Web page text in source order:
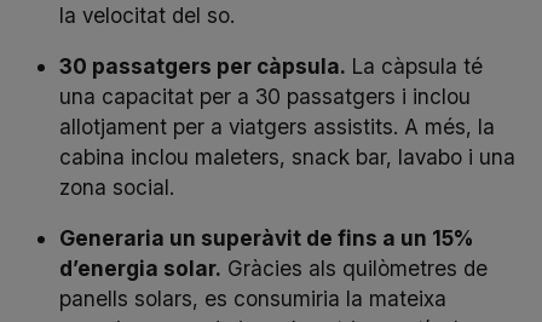
la velocitat del so.
30 passatgers per càpsula. La càpsula té
una capacitat per a 30 passatgers i inclou
allotjament per a viatgers assistits. A més, la
cabina inclou maleters, snack bar, lavabo i una
zona social.
Generaria un superàvit de fins a un 15%
d’energia solar. Gràcies als quilòmetres de
panells solars, es consumiria la mateixa